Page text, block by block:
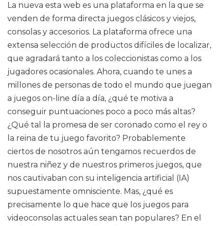
La nueva esta web es una plataforma en la que se
venden de forma directa juegos clásicos y viejos,
consolas y accesorios. La plataforma ofrece una
extensa selección de productos difíciles de localizar,
que agradará tanto a los coleccionistas como a los
jugadores ocasionales. Ahora, cuando te unes a
millones de personas de todo el mundo que juegan
a juegos on-line día a día, ¿qué te motiva a
conseguir puntuaciones poco a poco más altas?
¿Qué tal la promesa de ser coronado como el rey o
la reina de tu juego favorito? Probablemente
ciertos de nosotros aún tengamos recuerdos de
nuestra niñez y de nuestros primeros juegos, que
nos cautivaban con su inteligencia artificial (IA)
supuestamente omnisciente. Mas, ¿qué es
precisamente lo que hace que los juegos para
videoconsolas actuales sean tan populares? En el